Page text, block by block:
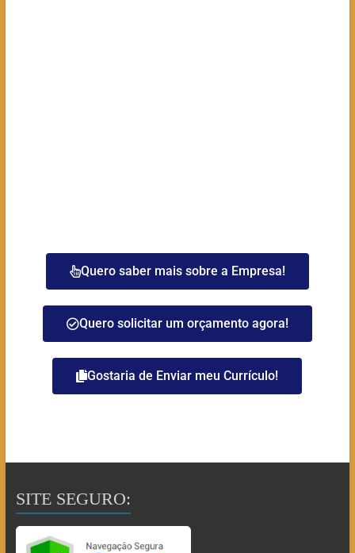
Quero saber mais sobre a Empresa!
Quero solicitar um orçamento agora!
Gostaria de Enviar meu Currículo!
SITE SEGURO: